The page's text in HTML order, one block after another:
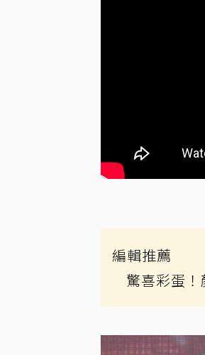
編輯推薦
驚喜彩蛋